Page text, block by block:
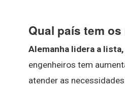
Qual país tem
Alemanha lidera a
engenheiros tem
atender as